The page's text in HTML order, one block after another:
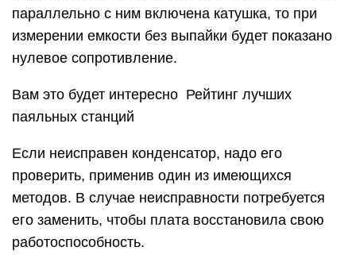
параллельно с ним включена катушка, то при
измерении емкости без выпайки будет показано
нулевое сопротивление.
Вам это будет интересно Рейтинг лучших
паяльных станций
Если неисправен конденсатор, надо его
проверить, применив один из имеющихся
методов. В случае неисправности потребуется
его заменить, чтобы плата восстановила свою
работоспособность.